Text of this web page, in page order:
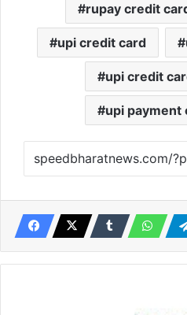
rupay credit
upi credit card
upi credit
upi payment